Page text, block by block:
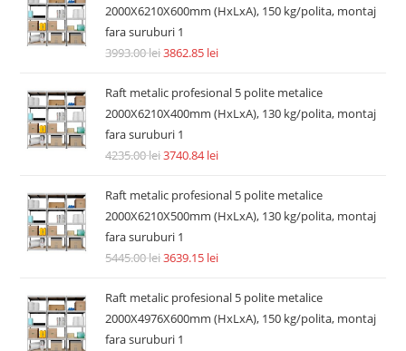
2000X6210X600mm (HxLxA), 150 kg/polita, montaj
fara suruburi 1
3993.00lei3862.85 lei
Raft metalic profesional 5 polite metalice
2000X6210X400mm (HxLxA), 130 kg/polita, montaj
fara suruburi 1
4235.00lei3740.84lei
Raft metalic profesional 5 polite metalice
2000X6210X500mm (HxLxA), 130 kg/polita, montaj
fara suruburi 1
5445.00lei3639.15 lei
Raft metalic profesional 5 polite metalice
2000X4976X600mm (HxLxA), 150 kg/polita, montaj
fara suruburi 1